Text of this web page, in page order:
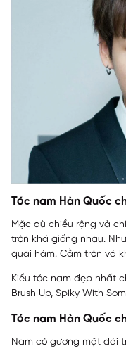
Tóc nam Hàn Quốc
Mặc dù chiều rộng và
tròn khá giống nhau.
quai hàm. Cằm tròn và
Kiểu tóc nam đẹp nhất
Brush Up, Spiky With
Tóc nam Hàn Quốc
Nam có gương mặt dài